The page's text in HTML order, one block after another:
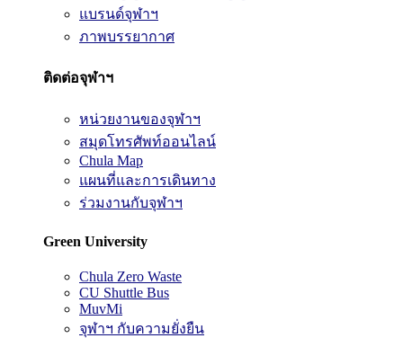
แบรนด์จุฬาฯ
ภาพบรรยากาศ
ติดต่อจุฬาฯ
หน่วยงานของจุฬาฯ
สมุดโทรศัพท์ออนไลน์
Chula Map
แผนที่และการเดินทาง
ร่วมงานกับจุฬาฯ
Green University
Chula Zero Waste
CU Shuttle Bus
MuvMi
จุฬาฯ กับความยั่งยืน